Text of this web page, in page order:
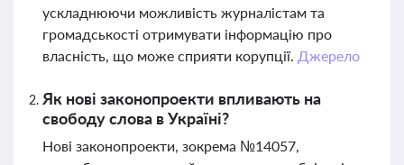
ускладнюючи можливість журналістам та
громадськості отримувати інформацію про
власність, що може сприяти корупції. Джерело
Як нові законопроекти впливають на
свободу слова в Україні?
Нові законопроекти, зокрема №14057,